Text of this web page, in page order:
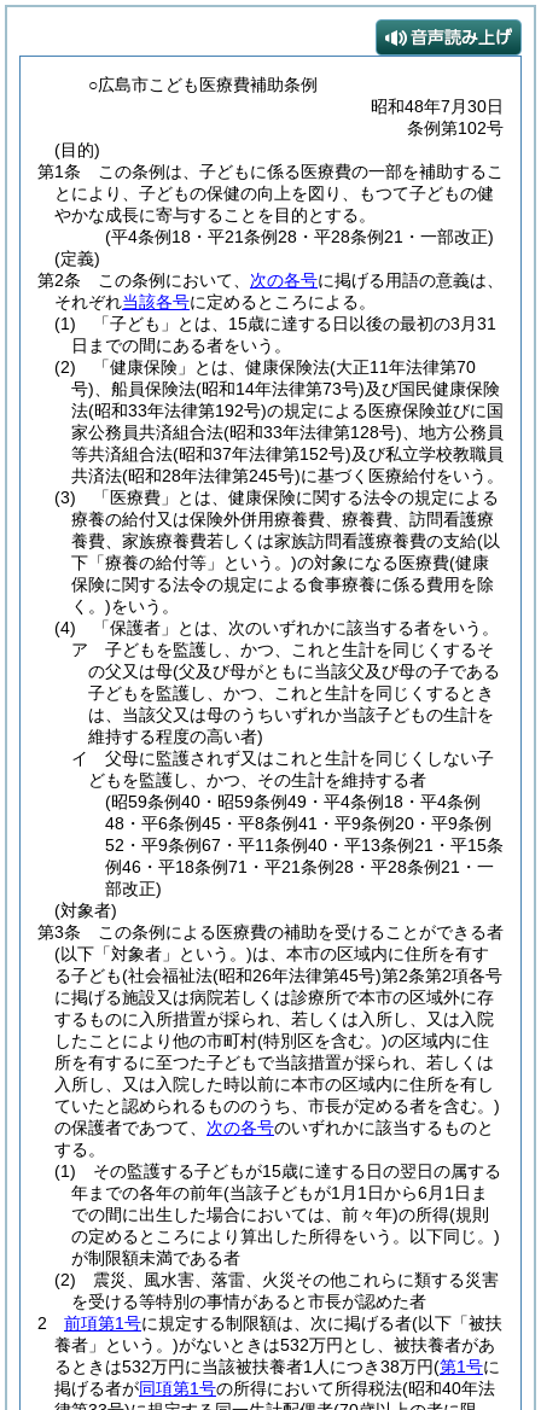
○広島市こども医療費補助条例
昭和48年7月30日
条例第102号
(目的)
第1条
この条例は、子どもに係る医療費の一部を補助するこ
とにより、子どもの保健の向上を図り、もつて子どもの健
やかな成長に寄与することを目的とする。
(平4条例18・平21条例28・平28条例21・一部改正)
(定義)
第2条
この条例において、 次の各号に掲げる用語の意義は、
それぞれ当該各号に定めるところによる。
(1)
「子ども」とは、15歳に達する日以後の最初の3月31
日までの間にある者をいう。
(2)
「健康保険」とは、健康保険法(大正11年法律第70
号) 、船員保険法(昭和14年法律第73号)及び国民健康保険
法(昭和33年法律第192号)の規定による医療保険並びに国
家公務員共済組合法(昭和33年法律第128号) 、地方公務員
等共済組合法(昭和37年法律第152号)及び私立学校教職員
共済法(昭和28年法律第245号)に基づく医療給付をいう。
(3)
「医療費」とは、健康保険に関する法令の規定による
療養の給付又は保険外併用療養費、療養費、訪問看護療
養費、家族療養費若しくは家族訪問看護療養費の支給(以
下「療養の給付等」という。)の対象になる医療費(健康
保険に関する法令の規定による食事療養に係る費用を除
く。)をいう。
(4)
「保護者」とは、次のいずれかに該当する者をいう。
ア
子どもを監護し、かつ、これと生計を同じくするそ
の父又は母(父及び母がともに当該父及び母の子である
子どもを監護し、かつ、これと生計を同じくするとき
は、当該父又は母のうちいずれか当該子どもの生計を
維持する程度の高い者)
イ
父母に監護されず又はこれと生計を同じくしない子
どもを監護し、かつ、その生計を維持する者
(昭59条例40・昭59条例49・平4条例18・平4条例
48・平6条例45・平8条例41・平9条例20・平9条例
52・平9条例67・平11条例40・平13条例21・平15条
例46・平18条例71・平21条例28・平28条例21・一
部改正)
(対象者)
第3条
この条例による医療費の補助を受けることができる者
(以下「対象者」という。)は、本市の区域内に住所を有す
る子ども(社会福祉法(昭和26年法律第45号)第2条第2項各号
に掲げる施設又は病院若しくは診療所で本市の区域外に存
するものに入所措置が採られ、若しくは入所し、又は入院
したことにより他の市町村(特別区を含む。)の区域内に住
所を有するに至つた子どもで当該措置が採られ、若しくは
入所し、又は入院した時以前に本市の区域内に住所を有し
ていたと認められるもののうち、市長が定める者を含む。)
の保護者であつて、 次の各号のいずれかに該当するものと
する。
(1)
その監護する子どもが15歳に達する日の翌日の属する
年までの各年の前年(当該子どもが1月1日から6月1日ま
での間に出生した場合においては、前々年)の所得(規則
の定めるところにより算出した所得をいう。以下同じ。)
が制限額未満である者
(2)
震災、風水害、落雷、火災その他これらに類する災害
を受ける等特別の事情があると市長が認めた者
2
前項第1号に規定する制限額は、次に掲げる者(以下「被扶
養者」という。)がないときは532万円とし、被扶養者があ
るときは532万円に当該被扶養者1人につき38万円(第1号に
掲げる者が同項第1号の所得において所得税法(昭和40年法